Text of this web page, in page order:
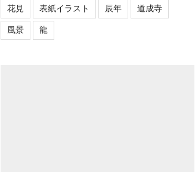
花見 表紙イラスト 辰年 道成寺
風景 龍